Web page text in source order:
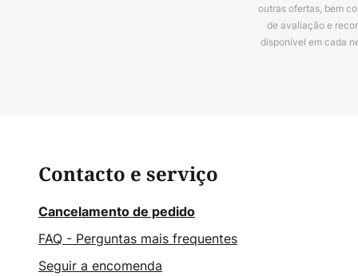
outras ofertas, bem
de avaliação e
disponível em cada
Contacto e serviço
Cancelamento de pedido
FAQ - Perguntas mais frequentes
Seguir a encomenda